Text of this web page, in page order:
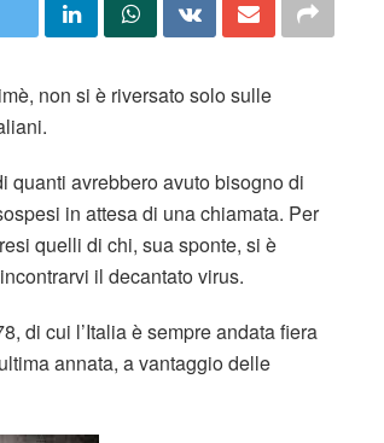
non si è riversato solo sulle
quanti avrebbero avuto bisogno di
in attesa di una chiamata. Per
quelli di chi, sua sponte, si è
il decantato virus.
di cui l’Italia è sempre andata fiera
annata, a vantaggio delle